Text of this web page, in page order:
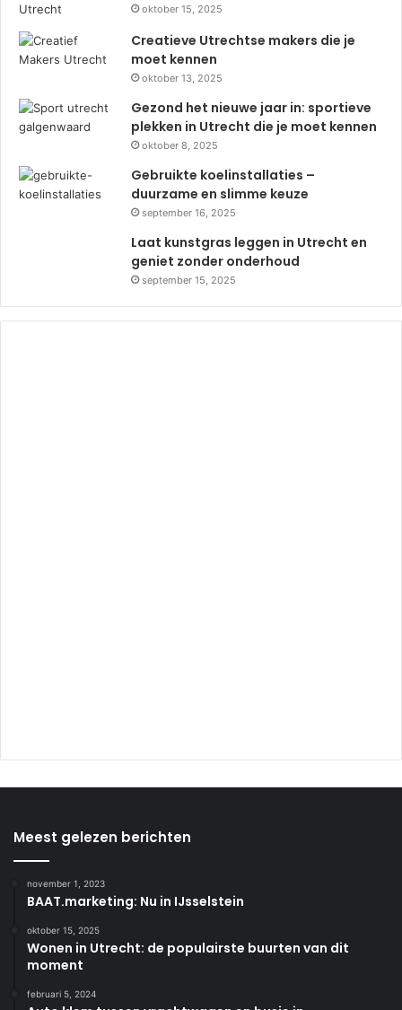
oktober 15, 2025
Creatieve Utrechtse makers die je
moet kennen
oktober 13, 2025
Gezond het nieuwe jaar in: sportieve
plekken in Utrecht die je moet kennen
oktober 8, 2025
Gebruikte koelinstallaties –
duurzame en slimme keuze
september 16, 2025
Laat kunstgras leggen in Utrecht en
geniet zonder onderhoud
september 15, 2025
Meest gelezen berichten
november 1, 2023
BAAT.marketing: Nu in IJsselstein
oktober 15, 2025
Wonen in Utrecht: de populairste buurten van dit
moment
februari 5, 2024